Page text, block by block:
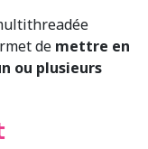
de mettre en
ou plusieurs